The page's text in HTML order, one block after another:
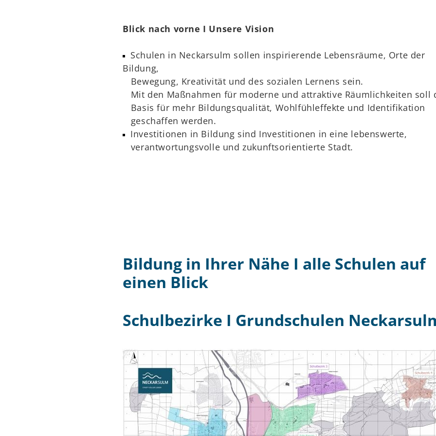
Blick nach vorne I Unsere Vision
Schulen in Neckarsulm sollen inspirierende Lebensräume, Orte der
Bildung,
Bewegung, Kreativität und des sozialen Lernens sein.
Mit den Maßnahmen für moderne und attraktive Räumlichkeiten soll
Basis für mehr Bildungsqualität, Wohlfühleffekte und Identifikation
geschaffen werden.
Investitionen in Bildung sind Investitionen in eine lebenswerte,
verantwortungsvolle und zukunftsorientierte Stadt.
Bildung in Ihrer Nähe I alle Schulen auf
einen Blick
Schulbezirke I Grundschulen